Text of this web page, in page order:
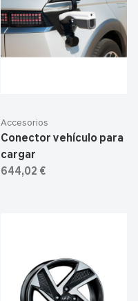
Accesorios
Conector vehículo para
cargar
644,02 €